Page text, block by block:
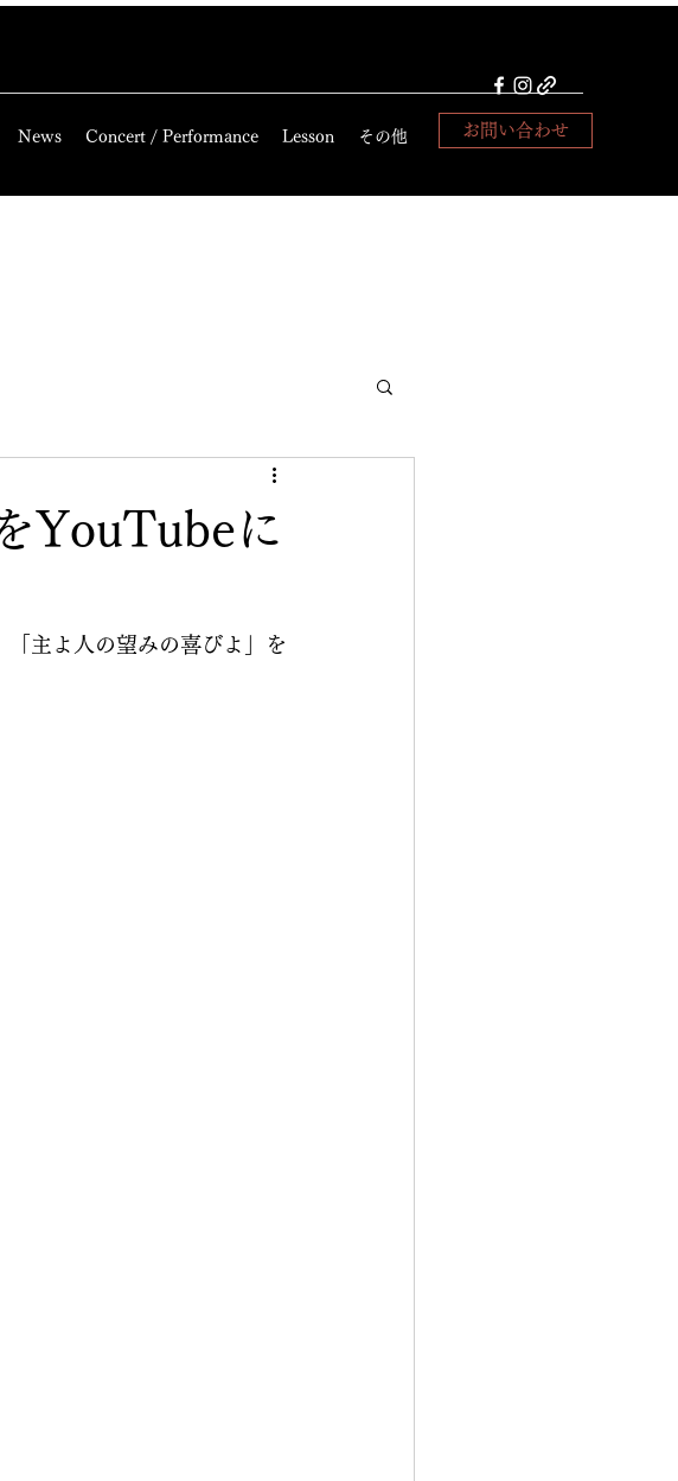
News Concert / Performance Lesson その他 お問い合わせ
YouTubeに
主よ人の望みの喜びよ」を